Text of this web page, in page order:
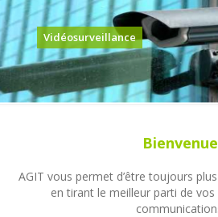
Vidéosurveillance
Bienvenue
AGIT vous permet d’être toujours
en tirant le meilleur parti de